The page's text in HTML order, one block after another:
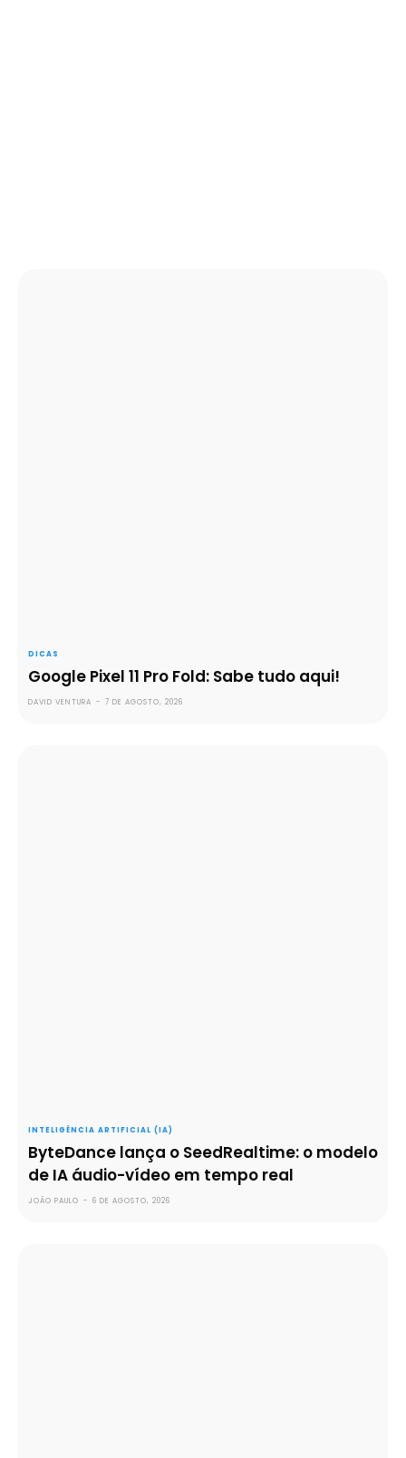
DICAS
Google Pixel 11 Pro Fold: Sabe tudo aqui!
DAVID VENTURA - 7 DE AGOSTO, 2026
INTELIGÊNCIA ARTIFICIAL (IA)
ByteDance lança o SeedRealtime: o modelo
de IA áudio-vídeo em tempo real
JOÃO PAULO - 6 DE AGOSTO, 2026